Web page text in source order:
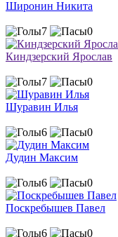
Широнин Никита
7 0
Киндзерский Ярослав
7 0
Шуравин Илья
6 0
Дудин Максим
6 0
Поскребышев Павел
6 0